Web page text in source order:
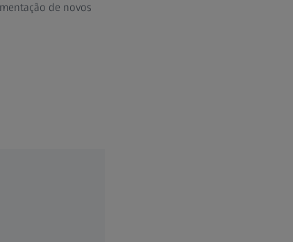
de novos